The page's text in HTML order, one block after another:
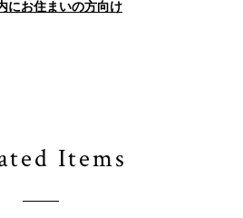
にお住まいの方向け
Items